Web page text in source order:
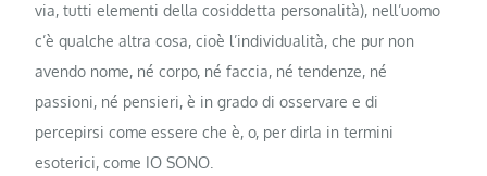
via, tutti elementi della cosiddetta personalità), nell’uomo
c’è qualche altra cosa, cioè l’individualità, che pur non
avendo nome, né corpo, né faccia, né tendenze, né
passioni, né pensieri, è in grado di osservare e di
percepirsi come essere che è, o, per dirla in termini
esoterici, come IO SONO.